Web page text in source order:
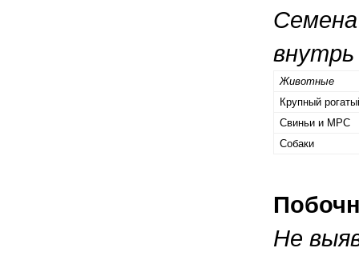
внутрь
Животные
Крупный
Свиньи и МРС
Собаки
Не